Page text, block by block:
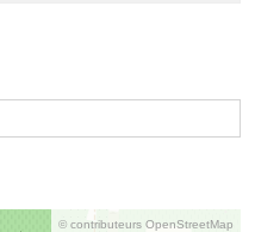
© contributeurs OpenStreetMap